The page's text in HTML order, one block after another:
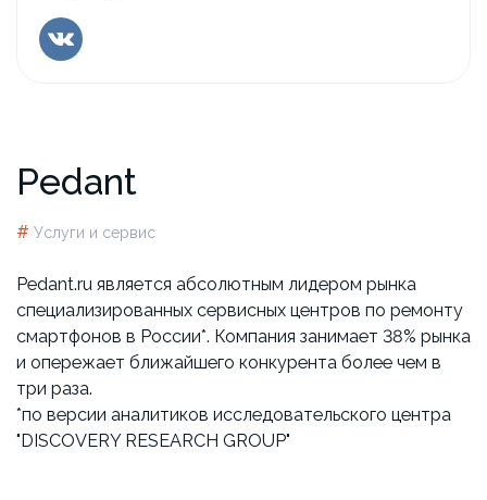
Pedant
# Услуги и сервис
Pedant.ru является абсолютным лидером рынка
специализированных сервисных центров по ремонту
смартфонов в России*. Компания занимает 38% рынка
и опережает ближайшего конкурента более чем в
три раза.
*по версии аналитиков исследовательского центра
"DISCOVERY RESEARCH GROUP"